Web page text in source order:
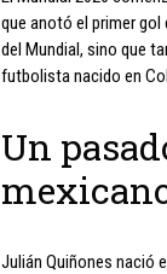
que anotó el primer
del Mundial, sino que
futbolista nacido en
Un
Julián Quiñones nació